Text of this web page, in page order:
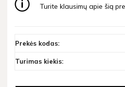
Turite klausimų apie šią
Prekės kodas:
Turimas kiekis: